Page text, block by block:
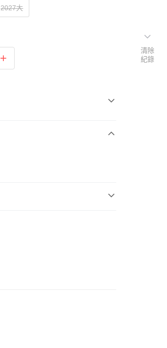
2027大
清除
紀錄